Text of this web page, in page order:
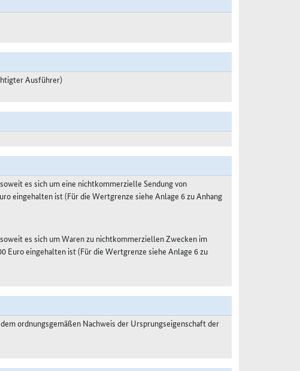
Ausführer)
es sich um eine nichtkommerzielle Sendung von
eingehalten ist (Für die Wertgrenze siehe Anlage 6 zu Anhang
es sich um Waren zu nichtkommerziellen Zwecken im
Euro eingehalten ist (Für die Wertgrenze siehe Anlage 6 zu
ordnungsgemäßen Nachweis der Ursprungseigenschaft der